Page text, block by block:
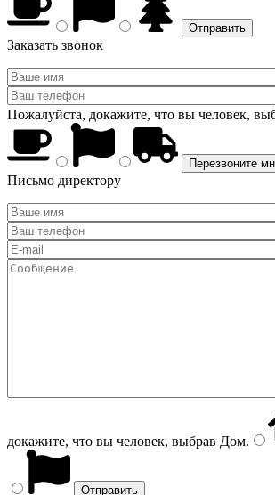
Заказать звонок
Пожалуйста, докажите, что вы человек,
Письмо директору
докажите, что вы человек, выбрав Дом.